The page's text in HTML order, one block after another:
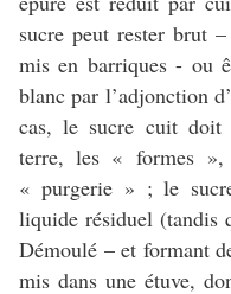
sucre peut rester brut
mis en barriques - ou
blanc par l’adjonction
cas, le sucre cuit doit
terre, les « formes »,
« purgerie » ; le
liquide résiduel (tandis
Démoulé – et formant
mis dans une étuve,